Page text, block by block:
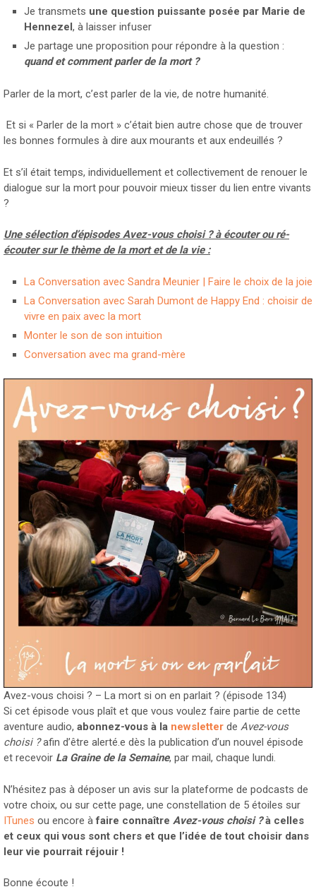
Je transmets une question puissante posée par Marie de
Hennezel, à laisser infuser
Je partage une proposition pour répondre à la question :
quand et comment parler de la mort ?
Parler de la mort, c’est parler de la vie, de notre humanité.
Et si « Parler de la mort » c’était bien autre chose que de trouver
les bonnes formules à dire aux mourants et aux endeuillés ?
Et s’il était temps, individuellement et collectivement de renouer le
dialogue sur la mort pour pouvoir mieux tisser du lien entre vivants
?
Une sélection d’épisodes Avez-vous choisi ? à écouter ou ré-
écouter sur le thème de la mort et de la vie :
La Conversation avec Sandra Meunier | Faire le choix de la joie
La Conversation avec Sarah Dumont de Happy End : choisir de
vivre en paix avec la mort
Monter le son de son intuition
Conversation avec ma grand-mère
Avez-vous choisi ? – La mort si on en parlait ? (épisode 134)
Si cet épisode vous plaît et que vous voulez faire partie de cette
aventure audio, abonnez-vous à la newsletter de Avez-vous
choisi ?afin d’être alerté.e dès la publication d’un nouvel épisode
et recevoir La Graine de la Semaine, par mail, chaque lundi.
N’hésitez pas à déposer un avis sur la plateforme de podcasts de
votre choix, ou sur cette page, une constellation de 5 étoiles sur
ITunes ou encore àfaire connaître Avez-vous choisi ?à celles
et ceux qui vous sont chers et que l’idée de tout choisir dans
leur vie pourrait réjouir !
Bonne écoute !